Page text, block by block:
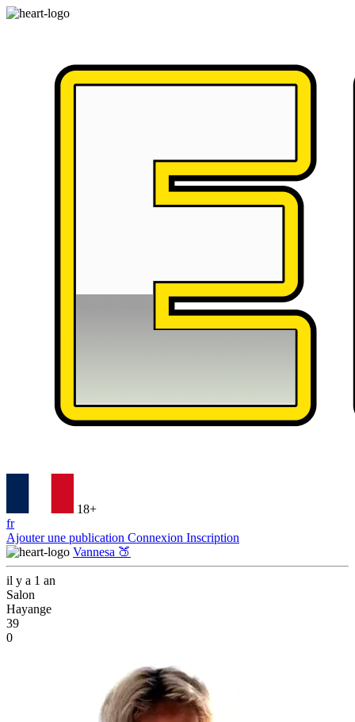
18+
fr
Ajouter une publication Connexion Inscription
Vannesa 🍑
il y a 1 an
Salon
Hayange
39
0